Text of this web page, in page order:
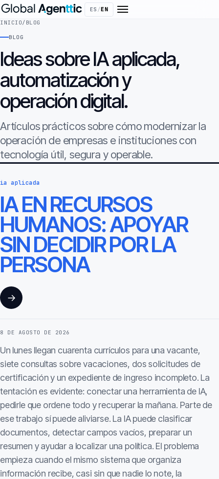
ES /EN
INICIO/ BLOG
BLOG
Ideas sobre IA aplicada,
automatización y
operación digital.
Artículos prácticos sobre cómo modernizar la
operación de empresas e instituciones con
tecnología útil, segura y operable.
ia aplicada
IA EN RECURSOS
HUMANOS: APOYAR
SIN DECIDIR POR LA
PERSONA
→
8 DE AGOSTO DE 2026
Un lunes llegan cuarenta currículos para una vacante,
siete consultas sobre vacaciones, dos solicitudes de
certificación y un expediente de ingreso incompleto. La
tentación es evidente: conectar una herramienta de IA,
pedirle que ordene todo y recuperar la mañana. Parte de
ese trabajo sí puede aliviarse. La IA puede clasificar
documentos, detectar campos vacíos, preparar un
resumen y ayudar a localizar una política. El problema
empieza cuando el mismo sistema que organiza
información recibe, casi sin que nadie lo note, la